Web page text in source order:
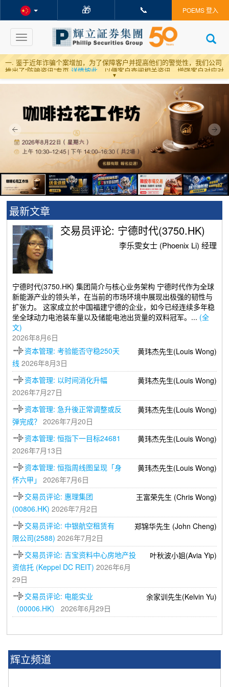
🎁 📞 POEMS 登入
Toggle
navigation
一. 鉴于近年诈骗个案增加，为了保障客户并提高他们的警觉性，我们公司
推出了“防骗资讯”专页 详情按此 ，以便客户查阅相关资讯，增强客户对应对
和预防诈骗的认识。
为配合内地政策，内地客户有机会接听不了国际和港澳包括本公司之来
电。根据媒体报道，客户可以透过发送简讯1219至10086进行确认登记。相
关报道：按此连结
以往通知
▼
最新文章
交易员评论: 宁德时代(3750.HK)
李乐雯女士 (Phoenix Li) 经理
宁德时代(3750.HK) 集团简介与核心业务架构 宁德时代作为全球
新能源产业的领头羊，在当前的市场环境中展现出极强的韧性与
扩张力。 这家成立於中国福建宁德的企业，如今已经连续多年稳
坐全球动力电池装车量以及储能电池出货量的双料冠军。... (全
文)
2026年8月6日
黄玮杰先生(Louis Wong)
资本管理: 考验能否守稳250天
线 2026年8月3日
黄玮杰先生(Louis Wong)
资本管理: 以时间消化升幅
2026年7月27日
黄玮杰先生(Louis Wong)
资本管理: 急升後正常调整或反
弹完成？ 2026年7月20日
黄玮杰先生(Louis Wong)
资本管理: 恒指下一目标24681
2026年7月13日
黄玮杰先生(Louis Wong)
资本管理: 恒指周线图呈现「身
怀六甲」
2026年7月6日
王富荣先生 (Chris Wong)
交易员评论: 惠理集团
(00806.HK) 2026年7月2日
郑锦华先生 (John Cheng)
交易员评论: 中银航空租赁有
限公司(2588) 2026年7月2日
叶秋波小姐(Avia Yip)
交易员评论: 吉宝资料中心房地产投
资信托 (Keppel DC REIT) 2026年6月
29日
余家训先生(Kelvin Yu)
交易员评论: 电能实业
（00006.HK）
2026年6月29日
辉立频道